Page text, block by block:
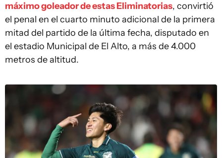
máximo goleador de estas Eliminatorias, convirtió
el penal en el cuarto minuto adicional de la primera
mitad del partido de la última fecha, disputado en
el estadio Municipal de El Alto, a más de 4.000
metros de altitud.